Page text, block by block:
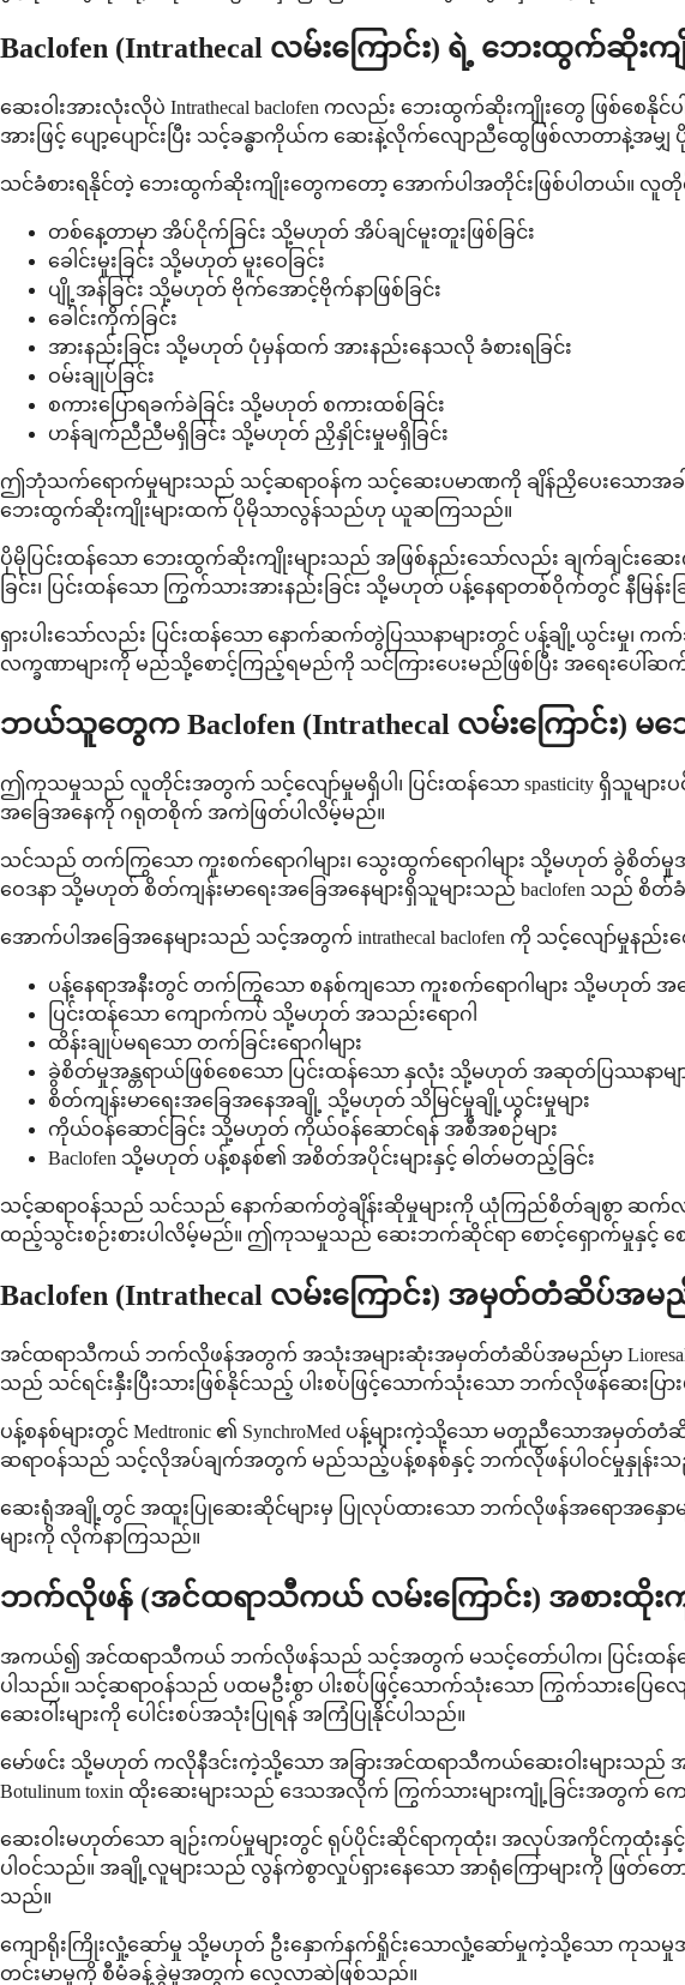
Baclofen (Intrathecal လမ်းကြောင်း) ရဲ့ ဘေးထွက်ဆို
ဆေးဝါးအားလုံးလိုပဲ Intrathecal baclofen ကလည်း ဘေးထွက်ဆိုးကျိုးတွေ ဖြစ်
အားဖြင့် ပျော့ပျောင်းပြီး သင့်ခန္ဓာကိုယ်က ဆေးနဲ့လိုက်လျောညီထွေဖြစ်လာတာနဲ့အ
သင်ခံစားရနိုင်တဲ့ ဘေးထွက်ဆိုးကျိုးတွေကတော့ အောက်ပါအတိုင်းဖြစ်ပါတယ်။ လူတို
တစ်နေ့တာမှာ အိပ်ငိုက်ခြင်း သို့မဟုတ် အိပ်ချင်မူးတူးဖြစ်ခြင်း
ခေါင်းမူးခြင်း သို့မဟုတ် မူးဝေခြင်း
ပျို့အန်ခြင်း သို့မဟုတ် ဗိုက်အောင့်ဗိုက်နာဖြစ်ခြင်း
ခေါင်းကိုက်ခြင်း
အားနည်းခြင်း သို့မဟုတ် ပုံမှန်ထက် အားနည်းနေသလို ခံစားရခြင်း
ဝမ်းချုပ်ခြင်း
စကားပြောရခက်ခဲခြင်း သို့မဟုတ် စကားထစ်ခြင်း
ဟန်ချက်ညီညီမရှိခြင်း သို့မဟုတ် ညှိနှိုင်းမှုမရှိခြင်း
ဤဘုံသက်ရောက်မှုများသည် သင့်ဆရာဝန်က သင့်ဆေးပမာဏကို ချိန်ညှိပေးသောအ
ဘေးထွက်ဆိုးကျိုးများထက် ပိုမိုသာလွန်သည်ဟု ယူဆကြသည်။
ပိုမိုပြင်းထန်သော ဘေးထွက်ဆိုးကျိုးများသည် အဖြစ်နည်းသော်လည်း ချက်ချင်း
ခြင်း၊ ပြင်းထန်သော ကြွက်သားအားနည်းခြင်း သို့မဟုတ် ပန့်နေရာတစ်ဝိုက်တွင် နီမြန်း
ရှားပါးသော်လည်း ပြင်းထန်သော နောက်ဆက်တွဲပြဿနာများတွင် ပန့်ချို့ယွင်းမှု
လက္ခဏာများကို မည်သို့စောင့်ကြည့်ရမည်ကို သင်ကြားပေးမည်ဖြစ်ပြီး အရေးပေ
ဘယ်သူတွေက Baclofen (Intrathecal လမ်းကြောင်း)
ဤကုသမှုသည် လူတိုင်းအတွက် သင့်လျော်မှုမရှိပါ၊ ပြင်းထန်သော spasticity ရှိသူများပ
အခြေအနေကို ဂရုတစိုက် အကဲဖြတ်ပါလိမ့်မည်။
သင်သည် တက်ကြွသော ကူးစက်ရောဂါများ၊ သွေးထွက်ရောဂါများ သို့မဟုတ် ခွဲစိ
ဝေဒနာ သို့မဟုတ် စိတ်ကျန်းမာရေးအခြေအနေများရှိသူများသည် baclofen သည်
အောက်ပါအခြေအနေများသည် သင့်အတွက် intrathecal baclofen ကို သင့်လျော်မှုနည်း
ပန့်နေရာအနီးတွင် တက်ကြွသော စနစ်ကျသော ကူးစက်ရောဂါများ သို့မဟုတ် အရေ
ပြင်းထန်သော ကျောက်ကပ် သို့မဟုတ် အသည်းရောဂါ
ထိန်းချုပ်မရသော တက်ခြင်းရောဂါများ
ခွဲစိတ်မှုအန္တရာယ်ဖြစ်စေသော ပြင်းထန်သော နှလုံး သို့မဟုတ် အဆုတ်ပြဿနာမျ
စိတ်ကျန်းမာရေးအခြေအနေအချို့ သို့မဟုတ် သိမြင်မှုချို့ယွင်းမှုများ
ကိုယ်ဝန်ဆောင်ခြင်း သို့မဟုတ် ကိုယ်ဝန်ဆောင်ရန် အစီအစဉ်များ
Baclofen သို့မဟုတ် ပန့်စနစ်၏ အစိတ်အပိုင်းများနှင့် ဓါတ်မတည့်ခြင်း
သင့်ဆရာဝန်သည် သင်သည် နောက်ဆက်တွဲချိန်းဆိုမှုများကို ယုံကြည်စိတ်ချစွာ ဆ
ထည့်သွင်းစဉ်းစားပါလိမ့်မည်။ ဤကုသမှုသည် ဆေးဘက်ဆိုင်ရာ စောင့်ရှောက်မှုနှင့် စေ
Baclofen (Intrathecal လမ်းကြောင်း) အမှတ်တံဆိပ်အမည်
အင်ထရာသီကယ် ဘက်လိုဖန်အတွက် အသုံးအများဆုံးအမှတ်တံဆိပ်အမည်မှာ Lioresal
သည် သင်ရင်းနှီးပြီးသားဖြစ်နိုင်သည့် ပါးစပ်ဖြင့်သောက်သုံးသော ဘက်လိုဖန်ဆေးပြားမ
ပန့်စနစ်များတွင် Medtronic ၏ SynchroMed ပန့်များကဲ့သို့သော မတူညီသေ
ဆရာဝန်သည် သင့်လိုအပ်ချက်အတွက် မည်သည့်ပန့်စနစ်နှင့် ဘက်လိုဖန်ပါဝင်မှုနှုန်းသည်
ဆေးရုံအချို့တွင် အထူးပြုဆေးဆိုင်များမှ ပြုလုပ်ထားသော ဘက်လိုဖန်အရောအနှ
များကို လိုက်နာကြသည်။
ဘက်လိုဖန် (အင်ထရာသီကယ် လမ်းကြောင်း) အစားထိုးကု
အကယ်၍ အင်ထရာသီကယ် ဘက်လိုဖန်သည် သင့်အတွက် မသင့်တော်ပါက၊ ပြင်းထန်သော က
ပါသည်။ သင့်ဆရာဝန်သည် ပထမဦးစွာ ပါးစပ်ဖြင့်သောက်သုံးသော ကြွက်သားပြေလ
ဆေးဝါးများကို ပေါင်းစပ်အသုံးပြုရန် အကြံပြုနိုင်ပါသည်။
မော်ဖင်း သို့မဟုတ် ကလိုနီဒင်းကဲ့သို့သော အခြားအင်ထရာသီကယ်ဆေးဝါးများသည်
Botulinum toxin ထိုးဆေးများသည် ဒေသအလိုက် ကြွက်သားများကျုံ့ခြင်းအတွက် က
ဆေးဝါးမဟုတ်သော ချဉ်းကပ်မှုများတွင် ရုပ်ပိုင်းဆိုင်ရာကုထုံး၊ အလုပ်အကိုင်ကုထုံးနှ
ပါဝင်သည်။ အချို့လူများသည် လွန်ကဲစွာလှုပ်ရှားနေသော အာရုံကြောများကို ဖြတ်
သည်။
ကျောရိုးကြိုးလှုံ့ဆော်မှု သို့မဟုတ် ဦးနှောက်နက်ရှိုင်းသောလှုံ့ဆော်မှုကဲ့သို့သော ကုသမှုအသ
တင်းမာမှုကို စီမံခန့်ခွဲမှုအတွက် လေ့လာဆဲဖြစ်သည်။